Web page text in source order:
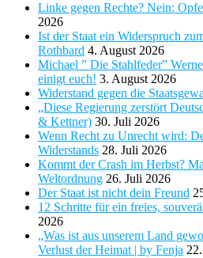
Linke gegen Rechte? Nein:
2026
Ist der Staat ein Widerspruch
Rothbard 4. August 2026
Michael ” Die Stahlfeder”
einigt euch! 3. August 2026
Widerstand gegen die
„Diese Regierung zerstört
& Kettner) 30. Juli 2026
Wenn Recht zu Unrecht wird:
Widerstands 28. Juli 2026
Kommt der Crash im Herbst?
Weltordnung 26. Juli 2026
Der Staat ist nicht dein Freund
12 Schritte für ein freies,
2026
„Was ist aus unserem Land
Verlust der Heimat | by Fenja